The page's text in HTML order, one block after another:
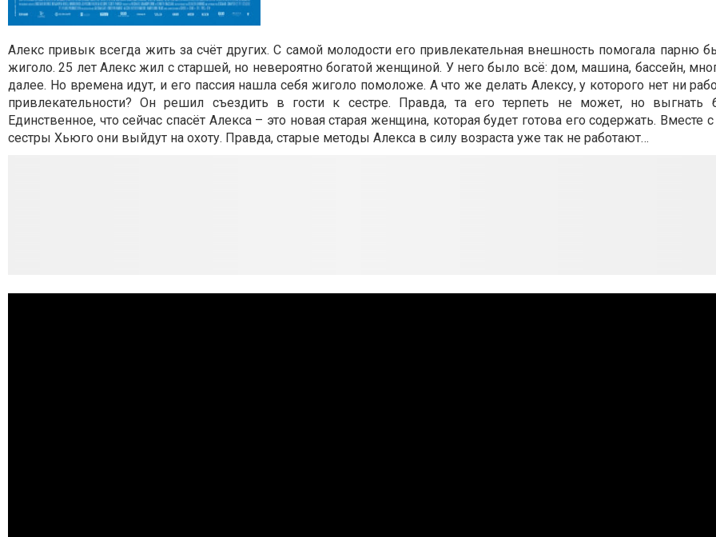
Алекс привык всегда жить за счёт других. С самой молодости его привлекательная внешность помогала парню
жиголо. 25 лет Алекс жил с старшей, но невероятно богатой женщиной. У него было всё: дом, машина, бассейн,
далее. Но времена идут, и его пассия нашла себя жиголо помоложе. А что же делать Алексу, у которого нет ни
привлекательности? Он решил съездить в гости к сестре. Правда, та его терпеть не может, но выгнать
Единственное, что сейчас спасёт Алекса – это новая старая женщина, которая будет готова его содержать. Вместе
сестры Хьюго они выйдут на охоту. Правда, старые методы Алекса в силу возраста уже так не работают…